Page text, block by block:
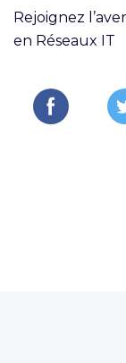
Rejoignez
en Réseaux IT